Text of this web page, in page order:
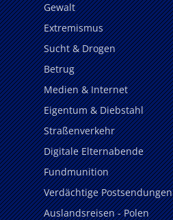
Gewalt
Extremismus
Sucht & Drogen
Betrug
Medien & Internet
Eigentum & Diebstahl
Straßenverkehr
Digitale Elternabende
Fundmunition
Verdächtige Postsendungen
Auslandsreisen - Polen